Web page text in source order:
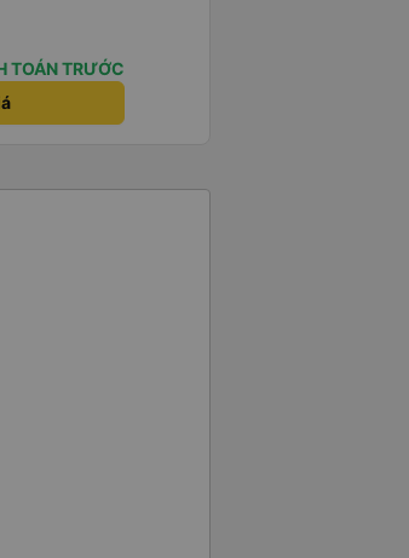
TOÁN TRƯỚC